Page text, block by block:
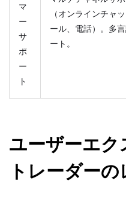
マ
ー
サ
ポ
ー
ト
（オンラインチャ
ール、電話）。多
ート。
ユーザーエク
トレーダー